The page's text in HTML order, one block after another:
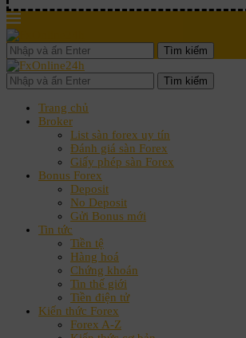
Tìm kiếm
Tìm kiếm
Trang chủ
Broker
List sàn forex uy tín
Đánh giá sàn Forex
Giấy phép sàn Forex
Bonus Forex
Deposit
No Deposit
Gửi Bonus mới
Tin tức
Tiền tệ
Hàng hoá
Chứng khoán
Tin thế giới
Tiền điện tử
Kiến thức Forex
Forex A-Z